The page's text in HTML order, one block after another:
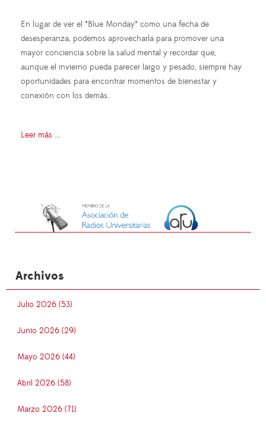
En lugar de ver el *Blue Monday* como una fecha de
desesperanza, podemos aprovecharla para promover una
mayor conciencia sobre la salud mental y recordar que,
aunque el invierno pueda parecer largo y pesado, siempre hay
oportunidades para encontrar momentos de bienestar y
conexión con los demás.
Leer más ...
Archivos
Julio 2026 (53)
Junio 2026 (29)
Mayo 2026 (44)
Abril 2026 (58)
Marzo 2026 (71)